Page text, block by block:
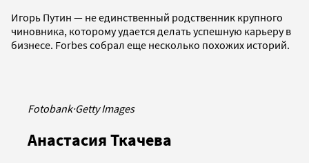
Игорь Путин — не единственный родственник крупного
чиновника, которому удается делать успешную карьеру в
бизнесе. Forbes собрал еще несколько похожих историй.
Fotobank·Getty Images
Анастасия Ткачева